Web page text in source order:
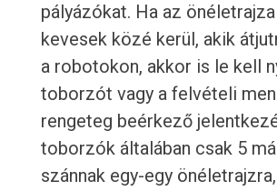
pályázókat. Ha az
kevesek közé kerül, akik
a robotokon, akkor is le kell
toborzót vagy a felvételi
rengeteg beérkező
toborzók általában csak 5
szánnak egy-egy